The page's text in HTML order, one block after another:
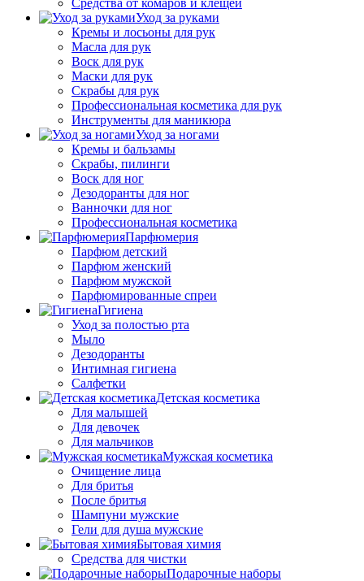
Уход за руками
Кремы и лосьоны для рук
Масла для рук
Воск для рук
Маски для рук
Скрабы для рук
Профессиональная косметика для рук
Инструменты для маникюра
Уход за ногами
Кремы и бальзамы
Скрабы, пилинги
Воск для ног
Дезодоранты для ног
Ванночки для ног
Профессиональная косметика
Парфюмерия
Парфюм детский
Парфюм женский
Парфюм мужской
Парфюмированные спреи
Гигиена
Уход за полостью рта
Мыло
Дезодоранты
Интимная гигиена
Салфетки
Детская косметика
Для малышей
Для девочек
Для мальчиков
Мужская косметика
Очищение лица
Для бритья
После бритья
Шампуни мужские
Гели для душа мужские
Бытовая химия
Средства для чистки
Подарочные наборы